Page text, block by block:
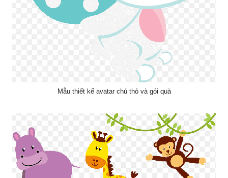
Mẫu thiết kế avatar chú thỏ và gói quà